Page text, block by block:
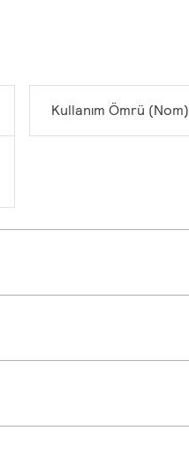
Kullanım Ömrü (Nom)